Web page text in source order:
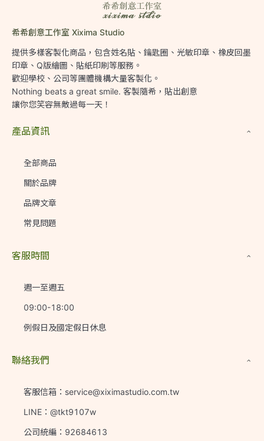
希希創意工作室 Xixima Studio
提供多樣客製化商品，包含姓名貼、鑰匙圈、光敏印章、橡皮回墨
印章、Q版繪圖、貼紙印刷等服務。
歡迎學校、公司等團體機構大量客製化。
Nothing beats a great smile. 客製隨希，貼出創意
讓你您笑容無敵過每一天！
產品資訊
全部商品
關於品牌
品牌文章
常見問題
客服時間
週一至週五
09:00-18:00
例假日及國定假日休息
聯絡我們
客服信箱：service@xiximastudio.com.tw
LINE：@tkt9107w
公司統編：92684613